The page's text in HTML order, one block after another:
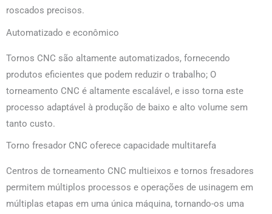
roscados precisos.
Automatizado e econômico
Tornos CNC são altamente automatizados, fornecendo
produtos eficientes que podem reduzir o trabalho; O
torneamento CNC é altamente escalável, e isso torna este
processo adaptável à produção de baixo e alto volume sem
tanto custo.
Torno fresador CNC oferece capacidade multitarefa
Centros de torneamento CNC multieixos e tornos fresadores
permitem múltiplos processos e operações de usinagem em
múltiplas etapas em uma única máquina, tornando-os uma